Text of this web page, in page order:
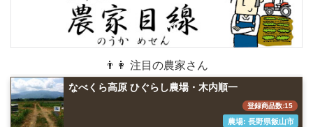
👨👩 注目の農家さん
なべくら高原 ひぐらし農場・木内順一
登録商品数:15
農場: 長野県飯山市